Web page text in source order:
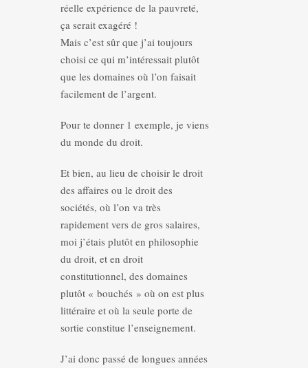
réelle expérience de la pauvreté,
ça serait exagéré !
Mais c’est sûr que j’ai toujours
choisi ce qui m’intéressait plutôt
que les domaines où l’on faisait
facilement de l’argent.
Pour te donner 1 exemple, je viens
du monde du droit.
Et bien, au lieu de choisir le droit
des affaires ou le droit des
sociétés, où l’on va très
rapidement vers de gros salaires,
moi j’étais plutôt en philosophie
du droit, et en droit
constitutionnel, des domaines
plutôt « bouchés » où on est plus
littéraire et où la seule porte de
sortie constitue l’enseignement.
J’ai donc passé de longues années